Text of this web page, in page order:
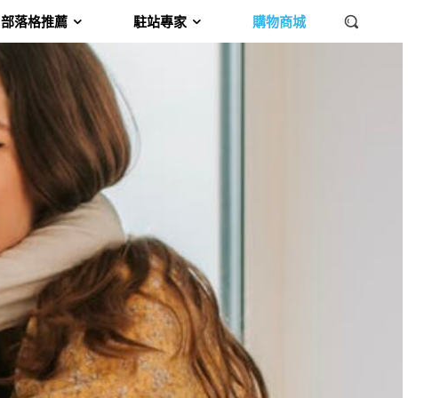
部落格推薦 駐站專家 購物商城